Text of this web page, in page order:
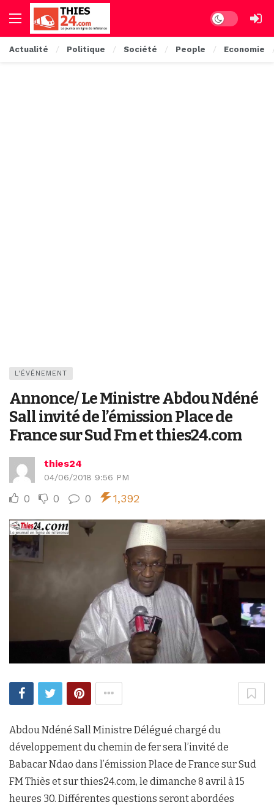
Dark mode
Actualité Politique Société People Economie
L'ÉVÉNEMENT
Annonce/ Le Ministre Abdou Ndéné
Sall invité de l’émission Place de
France sur Sud Fm et thies24.com
thies24
04/06/2018 9:56 PM
0 0 0 1,392
Abdou Ndéné Sall Ministre Délégué chargé du
développement du chemin de fer sera l’invité de
Babacar Ndao dans l’émission Place de France sur Sud
FM Thiès et sur thies24.com, le dimanche 8 avril à 15
heures 30. Différentes questions seront abordées